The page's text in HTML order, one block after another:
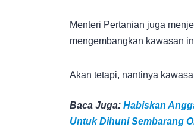
Menteri Pertanian juga
mengembangkan kawasan
Akan tetapi, nantinya
Baca Juga: Habiskan
Untuk Dihuni Sembarang